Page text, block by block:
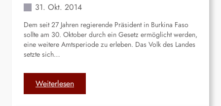
p
t
g
n
d
u
t
s
h
e
T
31. Okt. 2014
Dem seit 27 Jahren regierende Präsident in Burkina Faso
sollte am 30. Oktober durch ein Gesetz ermöglicht werden,
eine weitere Amtsperiode zu erleben. Das Volk des Landes
setzte sich…
Weiterlesen:
B